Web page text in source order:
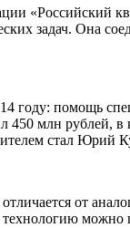
«Российский
задач. Она
году: помощь
млн рублей,
стал Юрий
от
можно